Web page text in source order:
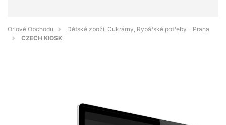
Orlové Obchodu
Dětské zboží, Cukrárny, Rybářské potřeby - Praha
CZECH KIOSK